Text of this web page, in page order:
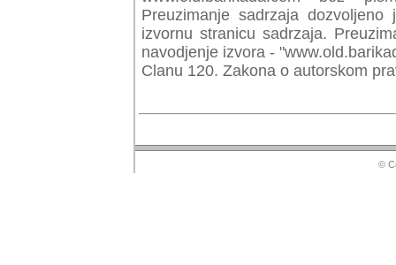
Preuzimanje sadrzaja
izvornu stranicu sadrzaja.
navodjenje izvora -
Clanu 120. Zakona o autorskom
©